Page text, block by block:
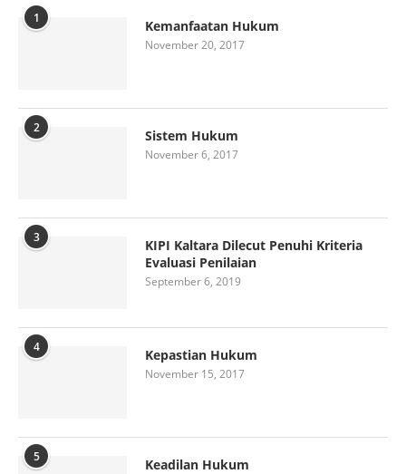
1 Kemanfaatan Hukum
November 20, 2017
2 Sistem Hukum
November 6, 2017
3
KIPI Kaltara Dilecut Penuhi Kriteria
Evaluasi Penilaian
September 6, 2019
4 Kepastian Hukum
November 15, 2017
5 Keadilan Hukum